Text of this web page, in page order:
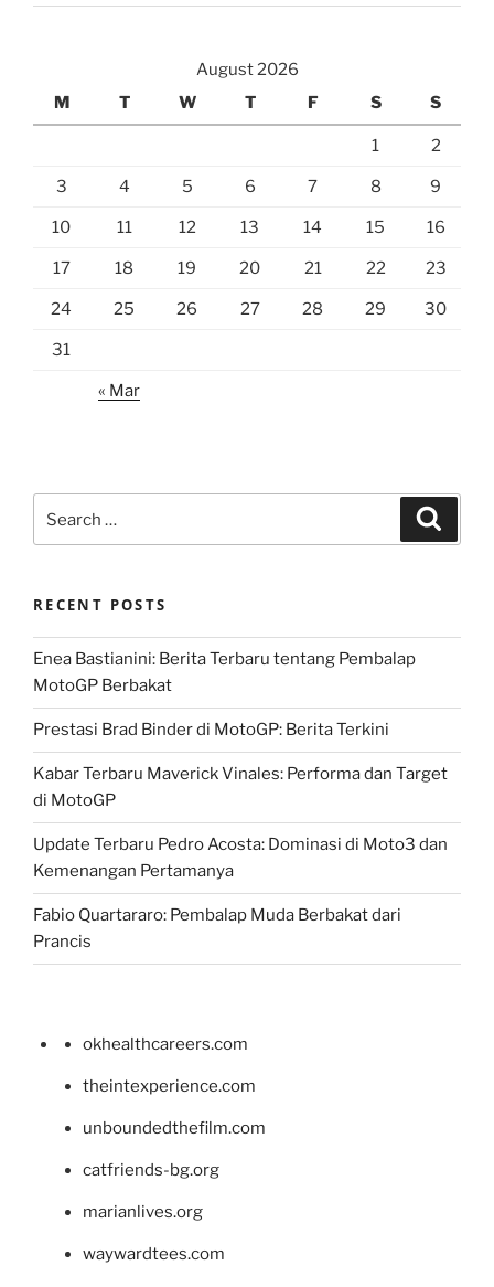
August 2026
M
T W T F S S
1 2
3 4 5 6 7 8 9
10 11 12 13 14 15 16
17 18 19 20 21 22 23
24 25 26 27 28 29 30
31
« Mar
for:
RECENT POSTS
Enea Bastianini: Berita Terbaru tentang Pembalap
MotoGP Berbakat
Prestasi Brad Binder di MotoGP: Berita Terkini
Kabar Terbaru Maverick Vinales: Performa dan Target
di MotoGP
Update Terbaru Pedro Acosta: Dominasi di Moto3 dan
Kemenangan Pertamanya
Fabio Quartararo: Pembalap Muda Berbakat dari
Prancis
okhealthcareers.com
theintexperience.com
unboundedthefilm.com
catfriends-bg.org
marianlives.org
waywardtees.com